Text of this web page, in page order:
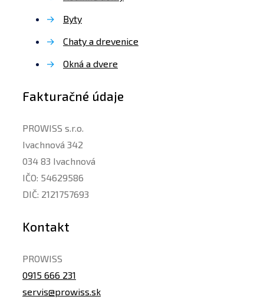
→
Byty
→
Chaty a drevenice
→
Okná a dvere
Fakturačné údaje
PROWISS s.r.o.
Ivachnová 342
034 83 Ivachnová
IČO: 54629586
DIČ: 2121757693
Kontakt
PROWISS
0915 666 231
servis@prowiss.sk